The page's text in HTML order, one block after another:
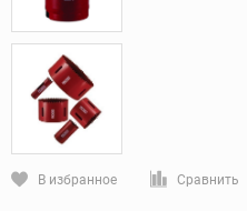
В избранное Сравнить